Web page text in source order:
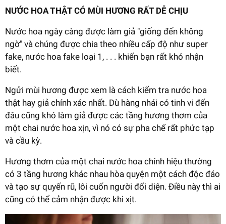
NƯỚC HOA THẬT CÓ MÙI HƯƠNG RẤT DỄ CHỊU
Nước hoa ngày càng được làm giả "giống đến không
ngờ" và chúng được chia theo nhiều cấp độ như super
fake, nước hoa fake loại 1, . . . khiến bạn rất khó nhận
biết.
Ngửi mùi hương được xem là cách kiểm tra nước hoa
thật hay giả chính xác nhất. Dù hàng nhái có tinh vi đến
đâu cũng khó làm giả được các tầng hương thơm của
một chai nước hoa xịn, vì nó có sự pha chế rất phức tạp
và cầu kỳ.
Hương thơm của một chai nước hoa chính hiệu thường
có 3 tầng hương khác nhau hòa quyện một cách độc đáo
và tạo sự quyến rũ, lôi cuốn người đối diện. Điều này thì ai
cũng có thể cảm nhận được khi xịt.